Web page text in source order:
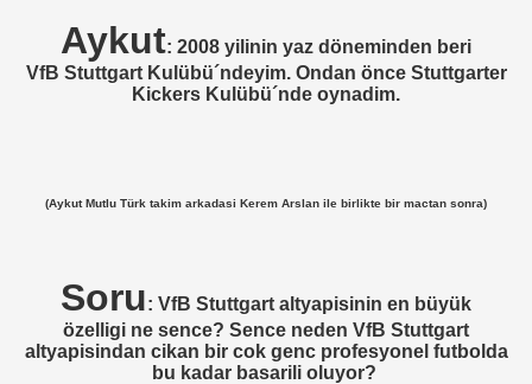
Aykut: 2008 yilinin yaz döneminden beri
VfB Stuttgart Kulübü´ndeyim. Ondan önce Stuttgarter
Kickers Kulübü´nde oynadim.
(Aykut Mutlu Türk takim arkadasi Kerem Arslan ile birlikte bir mactan sonra)
Soru: VfB Stuttgart altyapisinin en büyük
özelligi ne sence? Sence neden VfB Stuttgart
altyapisindan cikan bir cok genc profesyonel futbolda
bu kadar basarili oluyor?
CLUB ZÜRICH)